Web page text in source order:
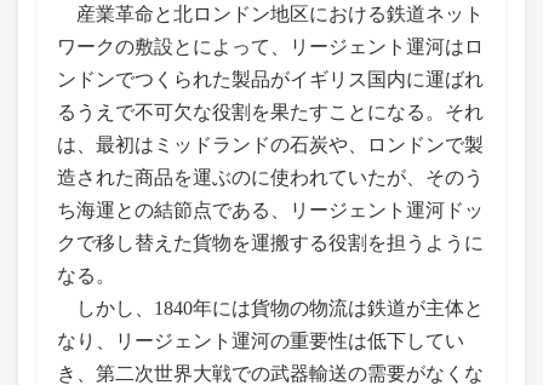
産業革命と北ロンドン地区における鉄道ネット
ワークの敷設とによって、リージェント運河はロ
ンドンでつくられた製品がイギリス国内に運ばれ
るうえで不可欠な役割を果たすことになる。それ
は、最初はミッドランドの石炭や、ロンドンで製
造された商品を運ぶのに使われていたが、そのう
ち海運との結節点である、リージェント運河ドッ
クで移し替えた貨物を運搬する役割を担うように
なる。
しかし、1840年には貨物の物流は鉄道が主体と
なり、リージェント運河の重要性は低下してい
き、第二次世界大戦での武器輸送の需要がなくな